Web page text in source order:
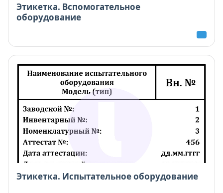
Этикетка. Вспомогательное
оборудование
Этикетка. Испытательное оборудование